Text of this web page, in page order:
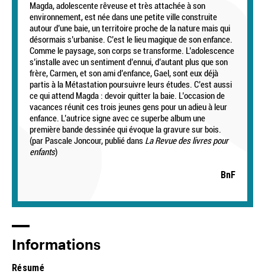
Magda, adolescente rêveuse et très attachée à son
environnement, est née dans une petite ville construite
autour d’une baie, un territoire proche de la nature mais qui
désormais s’urbanise. C’est le lieu magique de son enfance.
Comme le paysage, son corps se transforme. L’adolescence
s’installe avec un sentiment d’ennui, d’autant plus que son
frère, Carmen, et son ami d’enfance, Gael, sont eux déjà
partis à la Métastation poursuivre leurs études. C’est aussi
ce qui attend Magda : devoir quitter la baie. L’occasion de
vacances réunit ces trois jeunes gens pour un adieu à leur
enfance. L’autrice signe avec ce superbe album une
première bande dessinée qui évoque la gravure sur bois.
(par Pascale Joncour, publié dans La Revue des livres pour
enfants)
BnF
Informations
Résumé